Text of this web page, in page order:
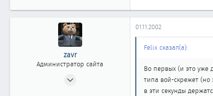
zavr
Администратор сайта
01.11.2002
Felix сказал(а):
Во первых (и это уже
типа вой-скрежет (но
в эти секунды